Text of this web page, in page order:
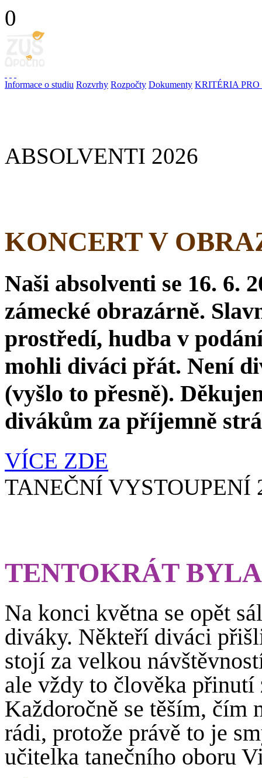
0
Informace o studiu Rozvrhy Rozpočty Dokumenty KRITÉRIA
ABSOLVENTI 2026
KONCERT V
Naši absolventi se 16. 6.
zámecké obrazárně.
prostředí, hudba v
mohli diváci přát. Není
(vyšlo to přesně).
divákům za příjemně
VÍCE ZDE
TANEČNÍ VYSTOUPENÍ
TENTOKRÁT
Na konci května se opět
diváky. Někteří diváci
stojí za velkou
ale vždy to člověka přinutí
Každoročně se těším, čím
rádi, protože právě to je
učitelka tanečního oboru